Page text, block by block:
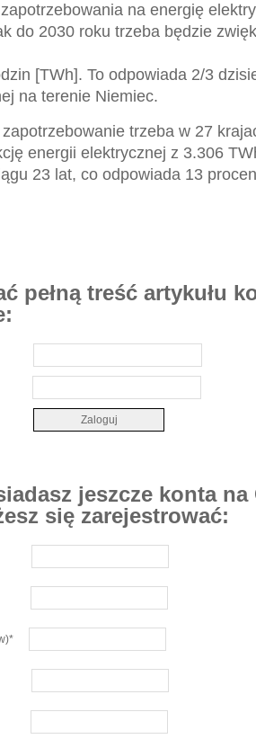
na energię
do 2030 roku trzeba będzie
[TWh]. To odpowiada 2/3
na terenie Niemiec.
trzeba w 27
energii elektrycznej z 3.306
23 lat, co odpowiada 13
pełną treść artykułu
jeszcze konta na
się zarejestrować:
*